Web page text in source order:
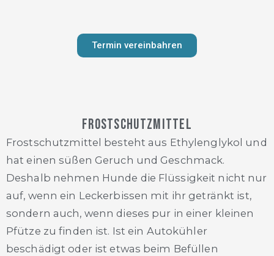
Termin vereinbahren
Frostschutzmittel
Frostschutzmittel besteht aus Ethylenglykol und
hat einen süßen Geruch und Geschmack.
Deshalb nehmen Hunde die Flüssigkeit nicht nur
auf, wenn ein Leckerbissen mit ihr getränkt ist,
sondern auch, wenn dieses pur in einer kleinen
Pfütze zu finden ist. Ist ein Autokühler
beschädigt oder ist etwas beim Befüllen